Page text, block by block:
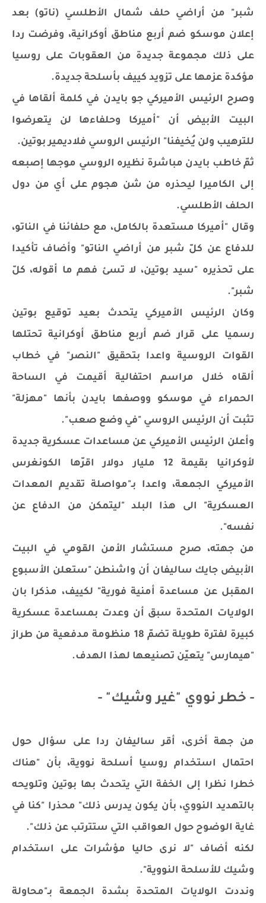
شبر" من أراضي حلف شمال الأطلسي (ناتو) بعد
إعلان موسكو ضم أربع مناطق أوكرانية، وفرضت ردا
على ذلك مجموعة جديدة من العقوبات على روسيا
مؤكدة عزمها على تزويد كييف بأسلحة جديدة.
وصرح الرئيس الأميركي جو بايدن في كلمة ألقاها في
البيت الأبيض أن "أميركا وحلفاءها لن يتعرضوا
للترهيب ولن يُخيفنا" الرئيس الروسي فلاديمير بوتين.
ثمّ خاطب بايدن مباشرة نظيره الروسي موجها إصبعه
إلى الكاميرا ليحذره من شن هجوم على أي من دول
الحلف الأطلسي.
وقال "أميركا مستعدة بالكامل، مع حلفائنا في الناتو،
للدفاع عن كلّ شبر من أراضي الناتو" وأضاف تأكيدا
على تحذيره "سيد بوتين، لا تسئ فهم ما أقوله، كلّ
شبر".
وكان الرئيس الأميركي يتحدث بعيد توقيع بوتين
رسميا على قرار ضم أربع مناطق أوكرانية تحتلها
القوات الروسية واعدا بتحقيق "النصر" في خطاب
ألقاه خلال مراسم احتفالية أقيمت في الساحة
الحمراء في موسكو ووصفها بايدن بأنها "مهزلة"
تثبت أن الرئيس الروسي "في وضع صعب".
وأعلن الرئيس الأميركي عن مساعدات عسكرية جديدة
لأوكرانيا بقيمة 12 مليار دولار اقرّها الكونغرس
الأميركي الجمعة، واعدا بـ"مواصلة تقديم المعدات
العسكرية" الى هذا البلد "ليتمكن من الدفاع عن
نفسه".
من جهته، صرح مستشار الأمن القومي في البيت
الأبيض جايك ساليفان أن واشنطن "ستعلن الأسبوع
المقبل عن مساعدة أمنية فورية" لكييف، مذكرا بان
الولايات المتحدة سبق أن وعدت بمساعدة عسكرية
كبيرة لفترة طويلة تضمّ 18 منظومة مدفعية من طراز
"هيمارس" يتعيّن تصنيعها لهذا الهدف.
- خطر نووي "غير وشيك" -
من جهة أخرى، أقر ساليفان ردا على سؤال حول
احتمال استخدام روسيا أسلحة نووية، بأن "هناك
خطرا نظرا إلى الخفة التي يتحدث بها بوتين وتلويحه
بالتهديد النووي، بأن يكون يدرس ذلك" محذرا "كنا في
غاية الوضوح حول العواقب التي ستترتب عن ذلك".
لكنه أضاف "لا نرى حاليا مؤشرات على استخدام
وشيك للأسلحة النووية".
ونددت الولايات المتحدة بشدة الجمعة بـ"محاولة